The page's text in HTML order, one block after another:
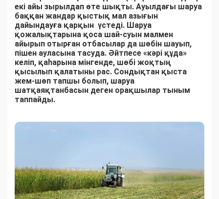
екі айы зырылдап өте шықты. Ауылдағы шаруа
баққан жандар қыстық мал азығын
дайындауға қарқын үстеді. Шаруа
қожалықтарына қоса шай-суын малмен
айырып отырған отбасылар да шөбін шауып,
пішен ауласына тасуда. Әйтпесе «кәрі құда»
келіп, қаһарына мінгенде, шөбі жоқтың
қысылып қалатыны рас. Сондықтан қыста
жем-шөп тапшы болып, шаруа
шатқаяқтанбасын деген орақшылар тыным
таппайды.